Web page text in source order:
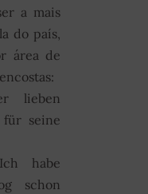
a mais
do país,
área de
lieben
für seine
habe
schon